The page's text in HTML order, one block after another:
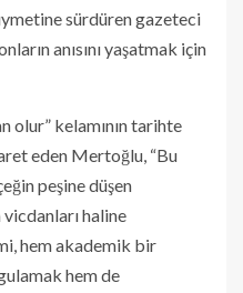
sürdüren gazeteci
anısını yaşatmak için
olur” kelamının tarihte
eden Mertoğlu, “Bu
peşine düşen
haline
hem akademik bir
hem de